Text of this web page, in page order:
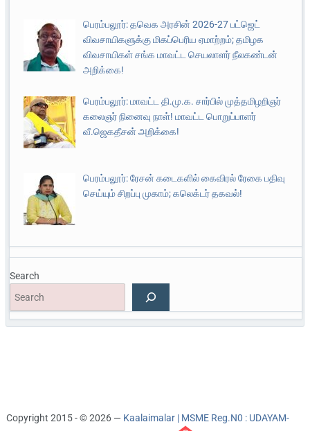
பெரம்பலூர்: தவெக அரசின் 2026-27 பட்ஜெட்
விவசாயிகளுக்கு மிகப்பெரிய ஏமாற்றம்; தமிழக
விவசாயிகள் சங்க மாவட்ட செயலாளர் நீலகண்டன்
அறிக்கை!
பெரம்பலூர்: மாவட்ட தி.மு.க. சார்பில் முத்தமிழறிஞர்
கலைஞர் நினைவு நாள்! மாவட்ட பொறுப்பாளர்
வீ.ஜெகதீசன் அறிக்கை!
பெரம்பலூர்: ரேசன் கடைகளில் கைவிரல் ரேகை பதிவு
செய்யும் சிறப்பு முகாம்; கலெக்டர் தகவல்!
Search
Copyright 2015 - © 2026 — Kaalaimalar | MSME Reg.N0 : UDAYAM-